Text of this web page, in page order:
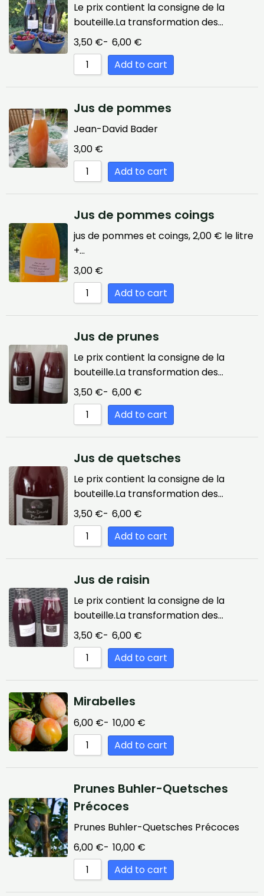
Le prix contient la consigne de la
bouteille.La transformation des…
3,50 €- 6,00 €
Add to cart
Jus de pommes
Jean-David Bader
3,00 €
Add to cart
Jus de pommes coings
jus de pommes et coings, 2,00 € le litre
+…
3,00 €
Add to cart
Jus de prunes
Le prix contient la consigne de la
bouteille.La transformation des…
3,50 €- 6,00 €
Add to cart
Jus de quetsches
Le prix contient la consigne de la
bouteille.La transformation des…
3,50 €- 6,00 €
Add to cart
Jus de raisin
Le prix contient la consigne de la
bouteille.La transformation des…
3,50 €- 6,00 €
Add to cart
Mirabelles
6,00 €- 10,00 €
Add to cart
Prunes Buhler-Quetsches
Précoces
Prunes Buhler-Quetsches Précoces
6,00 €- 10,00 €
Add to cart